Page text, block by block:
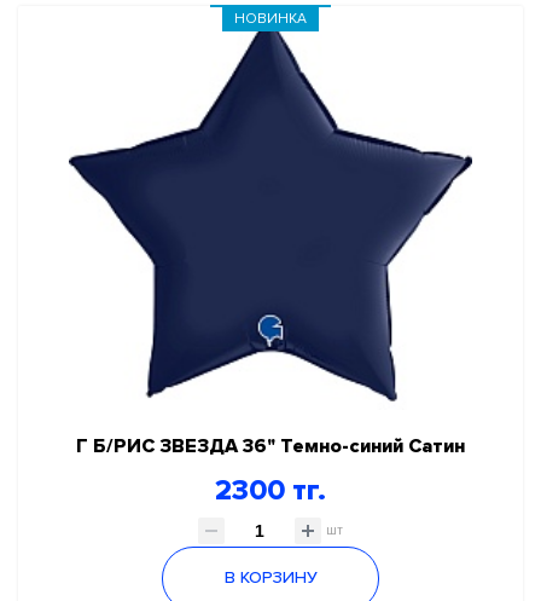
Г Б/РИС ЗВЕЗДА 36" Темно-синий Сатин
2300 тг.
шт
В КОРЗИНУ
НОВИНКА